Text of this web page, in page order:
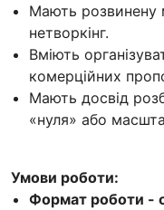
Мають розвинену
нетворкінг.
Вміють
комерційних
Мають досвід
«нуля» або
Умови роботи:
Формат роботи -